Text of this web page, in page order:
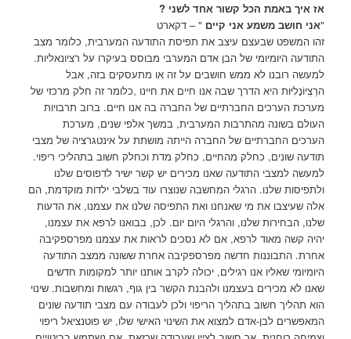
אז איך באמת הכל קשור אחד לשני ?
"אני חושב משמע אני קיים " – דקארט
זהו המשפט שבעצם עיצב את תפיסת התודעה המערבית, כלומר מצב
התודעה היומיומי של הבן אדם המערבי מבוסס בעיקרו על רציונאליות.
למעשה רובנו לא ממש חושבים על זה או מתעסקים בזה, אבל
הרַצְיוֹנָלִיּוּת היא הדרך שבה אנו חיים את חיינו ,כלומר זה חלק מרכזי של
מערכת הערכים החברתיים של החברה בה אנו חיים. ברוב תרבויות
העולם בשונה מהתרבות המערבית, במשך אלפי שנים, מערכת
הערכים החברתיים של החברה הייתה מושתת על אינטגרציה של מצבי
תודעה שונים, כחלק מהחיים, כחלק מדת וכחלק חשוב בתהליכי ריפוי.
למעשה למצבי התודעה שאנו מכירים יש קשר ישיר לדפוסים שלנו
ולתפיסות שלנו. הרגלי המחשבה שנוצרו עוד בשלבי ילדות מוקדמת, הם
אלה שעיצבו את מי שאנחנו ואת התפיסה שלנו את עצמנו, את הדעות
שלנו, הבחירות שלנו, והרגלי היום יום. לכן, בבואנו לרפא את עצמנו,
יהיה קשה מאוד לרפא, אם לא נסכים לראות את עצמנו מפרספקיבה
אחרת. התבוננות חדשה מפרספקיבה אחרת ששונה ממצב התודעה
היומיומי שאליו אנו רגילים, יכולה לקרב אותנו יותר למקומות חדשים
שאנו לא מכירים בעצמנו ולהבנת הקשר בין גוף, רגשות ומחשבות. שינוי
הוא תהליך חשוב בתהליך הריפוי ולכן לעבודה עם מצבי תודעה שונים
המאפשרים לבן-אדם למצוא את השינוי האישי שלו, יש פוטנציאל ריפוי